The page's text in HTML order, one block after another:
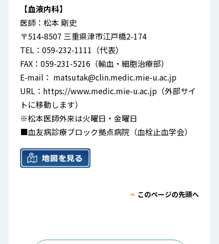
【血液内科】
医師：松本 剛史
〒514-8507 三重県津市江戸橋2-174
TEL：059-232-1111（代表）
FAX：059-231-5216（輸血・細胞治療部）
E-mail： matsutak@clin.medic.mie-u.ac.jp
URL： https://www.medic.mie-u.ac.jp （外部サイ
トに移動します）
※松本医師外来は火曜日・金曜日
■血友病診療ブロック拠点病院（血栓止血学会）
このページの先頭へ